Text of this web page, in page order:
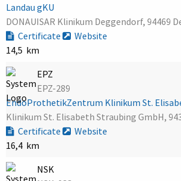
Landau gKU
DONAUISAR Klinikum Deggendorf, 94469
Certificate
Website
14,5 km
EPZ
EPZ-289
EndoProthetikZentrum Klinikum St.
Klinikum St. Elisabeth Straubing GmbH,
Certificate
Website
16,4 km
NSK